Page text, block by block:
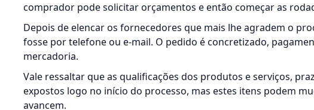
comprador pode solicitar orçamentos e então começar as
Depois de elencar os fornecedores que mais lhe agradem o
fosse por telefone ou e-mail. O pedido é concretizado,
mercadoria.
Vale ressaltar que as qualificações dos produtos e serviços,
expostos logo no início do processo, mas estes itens podem
avancem.